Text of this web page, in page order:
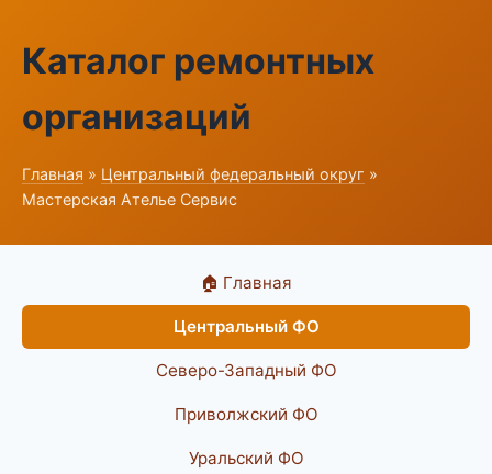
Каталог ремонтных
организаций
Главная » Центральный федеральный округ »
Мастерская Ателье Сервис
🏠 Главная
Центральный ФО
Северо-Западный ФО
Приволжский ФО
Уральский ФО